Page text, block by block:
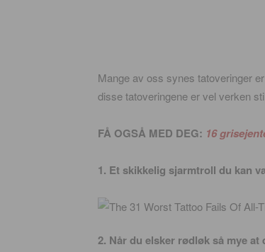
Mange av oss synes tatoveringer
disse tatoveringene er vel verken
FÅ OGSÅ MED DEG: 16
1. Et skikkelig sjarmtroll du kan
2. Når du elsker rødløk så mye